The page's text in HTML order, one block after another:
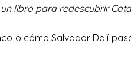
libro para redescubrir
o cómo Salvador Dalí